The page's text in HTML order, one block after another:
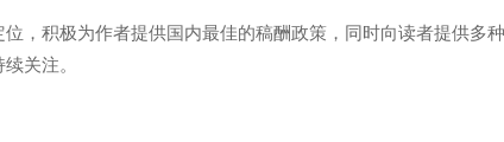
，积极为作者提供国内最佳的稿酬政策，同时向读者提供多
关注。